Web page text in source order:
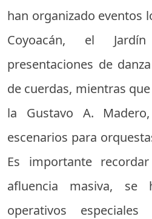
han organizado eventos
Coyoacán, el
presentaciones de
de cuerdas, mientras
la Gustavo A.
escenarios para
Es importante
afluencia masiva, se
operativos